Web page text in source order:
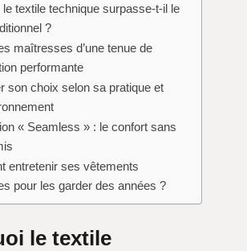
le textile technique surpasse-t-il le
?
maîtresses d’une tenue de
performante
son choix selon sa pratique et
« Seamless » : le confort sans
entretenir ses vêtements
pour les garder des années ?
le textile